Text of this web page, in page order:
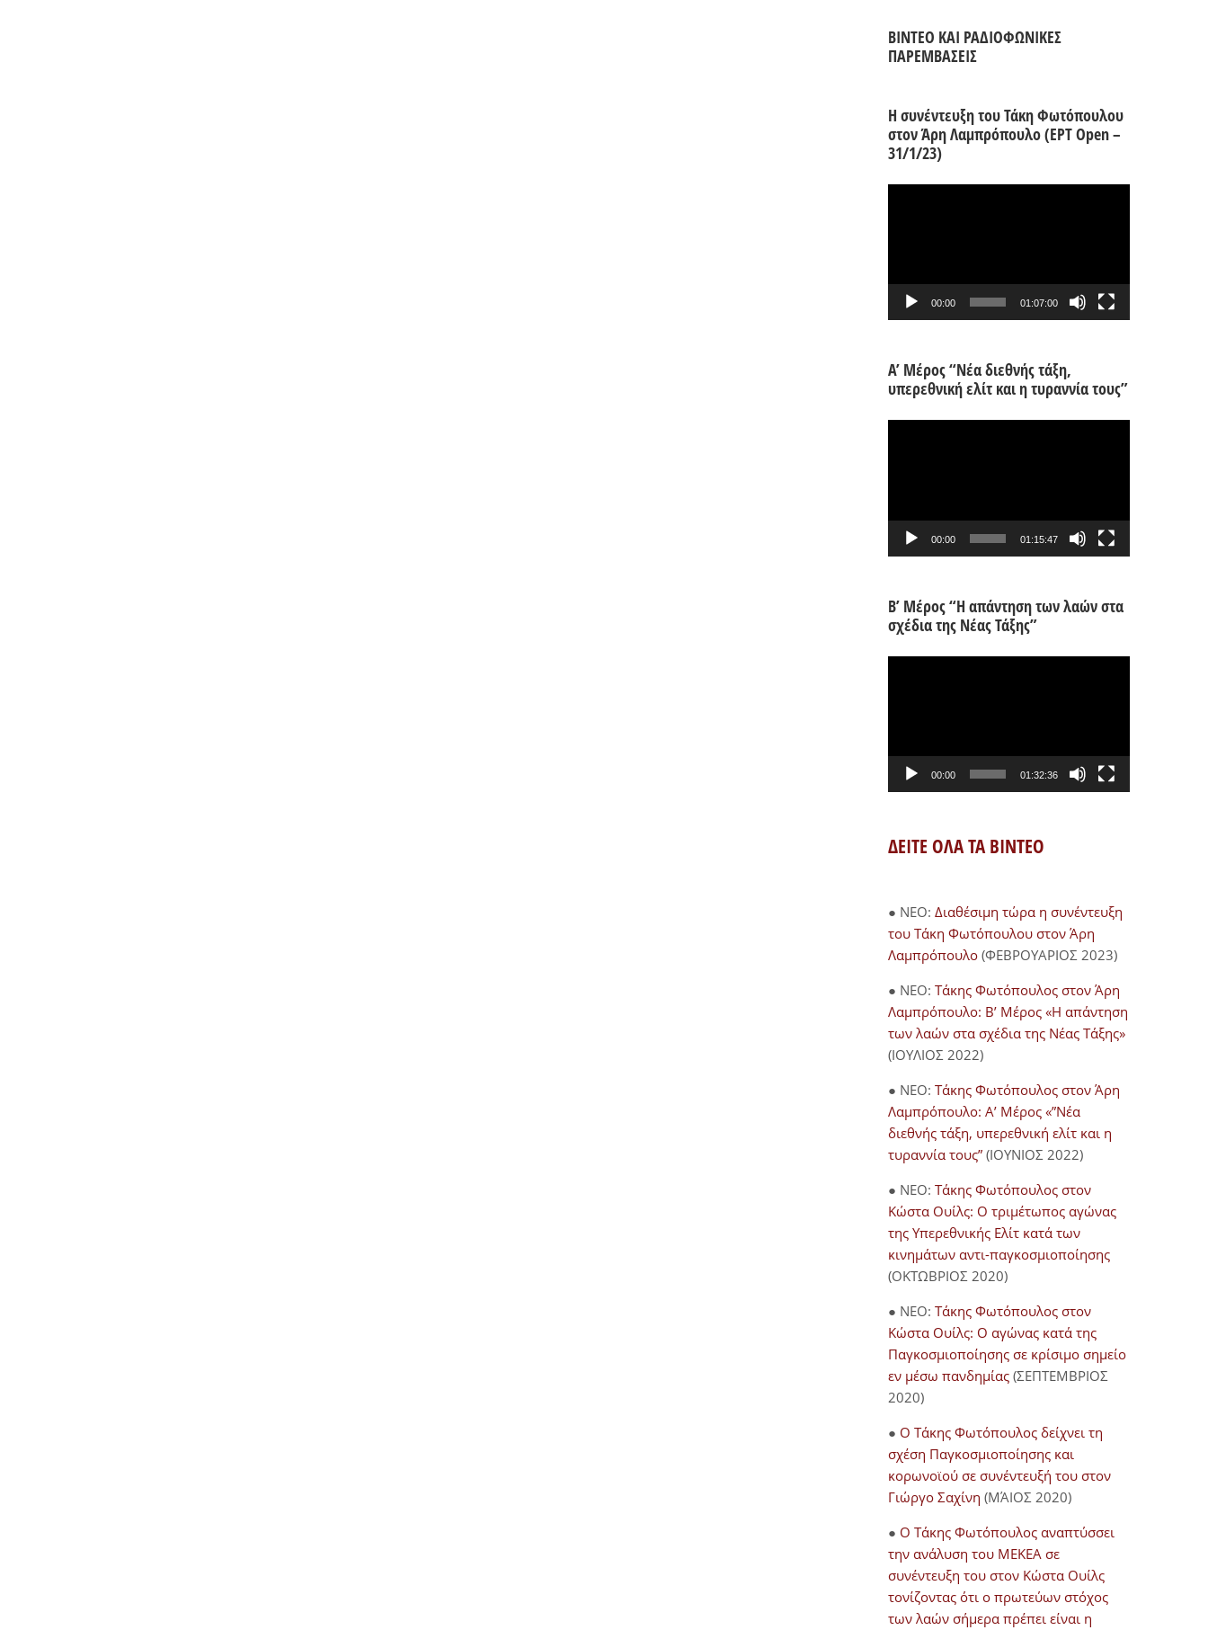
ΒΙΝΤΕΟ ΚΑΙ ΡΑΔΙΟΦΩΝΙΚΕΣ
ΠΑΡΕΜΒΑΣΕΙΣ
Η συνέντευξη του Τάκη Φωτόπουλου
στον Άρη Λαμπρόπουλο (ΕΡΤ Open –
31/1/23)
00:00 01:07:00
Α’ Μέρος “Νέα διεθνής τάξη,
υπερεθνική ελίτ και η τυραννία τους”
00:00 01:15:47
Β’ Μέρος “Η απάντηση των λαών στα
σχέδια της Νέας Τάξης”
00:00 01:32:36
ΔΕΙΤΕ ΟΛΑ ΤΑ ΒΙΝΤΕΟ
● NEO: Διαθέσιμη τώρα η συνέντευξη
του Τάκη Φωτόπουλου στον Άρη
Λαμπρόπουλο(ΦΕΒΡΟΥΑΡΙΟΣ 2023)
● NEO: Τάκης Φωτόπουλος στον Άρη
Λαμπρόπουλο: Β’ Μέρος «Η απάντηση
των λαών στα σχέδια της Νέας Τάξης»
(ΙΟΥΛΙΟΣ 2022)
● NEO: Τάκης Φωτόπουλος στον Άρη
Λαμπρόπουλο: Α’ Μέρος «”Νέα
διεθνής τάξη, υπερεθνική ελίτ και η
τυραννία τους” (ΙΟΥΝΙΟΣ 2022)
● NEO: Τάκης Φωτόπουλος στον
Κώστα Ουίλς: Ο τριμέτωπος αγώνας
της Υπερεθνικής Ελίτ κατά των
κινημάτων αντι-παγκοσμιοποίησης
(ΟΚΤΩΒΡΙΟΣ 2020)
● NEO: Τάκης Φωτόπουλος στον
Κώστα Ουίλς: Ο αγώνας κατά της
Παγκοσμιοποίησης σε κρίσιμο σημείο
εν μέσω πανδημίας (ΣΕΠΤΕΜΒΡΙΟΣ
2020)
● Ο Τάκης Φωτόπουλος δείχνει τη
σχέση Παγκοσμιοποίησης και
κορωνοϊού σε συνέντευξή του στον
Γιώργο Σαχίνη (ΜΆΙΟΣ 2020)
● O Τάκης Φωτόπουλος αναπτύσσει
την ανάλυση του ΜΕΚΕΑ σε
συνέντευξη του στον Κώστα Ουίλς
τονίζοντας ότι ο πρωτεύων στόχος
των λαών σήμερα πρέπει είναι η